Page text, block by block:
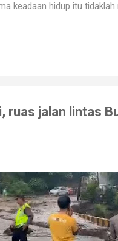
keadaan hidup itu
dipertahankan sekian
landasan penting dalam
ruas jalan lintas